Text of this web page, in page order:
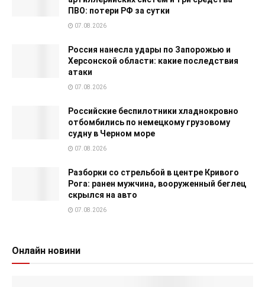
ПВО: потери РФ за сутки
07.08.2026
Россия нанесла удары по Запорожью и
Херсонской области: какие последствия
атаки
07.08.2026
Российские беспилотники хладнокровно
отбомбились по немецкому грузовому
судну в Черном море
07.08.2026
Разборки со стрельбой в центре Кривого
Рога: ранен мужчина, вооруженный беглец
скрылся на авто
07.08.2026
Онлайн новини